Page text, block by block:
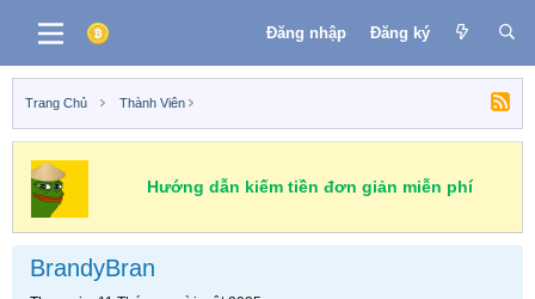
Đăng nhập Đăng ký
Trang Chủ Thành Viên
Hướng dẫn kiếm tiền đơn giản miễn phí
BrandyBran